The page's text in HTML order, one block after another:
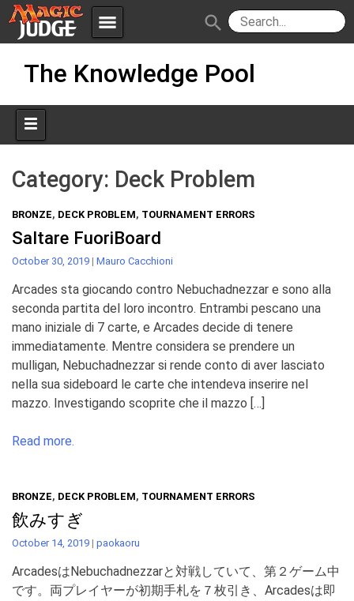
menu
Apps JudgeApps
Forum
Judges
Policies IPG
JAR
search
The Knowledge Pool
Category: Deck Problem
BRONZE, DECK PROBLEM, TOURNAMENT ERRORS
Saltare FuoriBoard
October 30, 2019 | Mauro Cacchioni
Arcades sta giocando contro Nebuchadnezzar e sono alla
seconda partita del loro incontro. Entrambi pescano una
mano iniziale di 7 carte, e Arcades decide di tenere
immediatamente. Mentre considera se prendere un
mulligan, Nebuchadnezzar si rende conto di aver lasciato
nella sua sideboard le carte che intendeva inserire nel
mazzo. Investigando scoprite che il mazzo […]
Read more.
BRONZE, DECK PROBLEM, TOURNAMENT ERRORS
飲みすぎ
October 14, 2019 | paokaoru
ArcadesはNebuchadnezzarと対戦していて、第２ゲーム中
です。両プレイヤーが初期手札を７枚引き、Arcadesは即